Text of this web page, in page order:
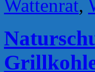
Wattenrat,